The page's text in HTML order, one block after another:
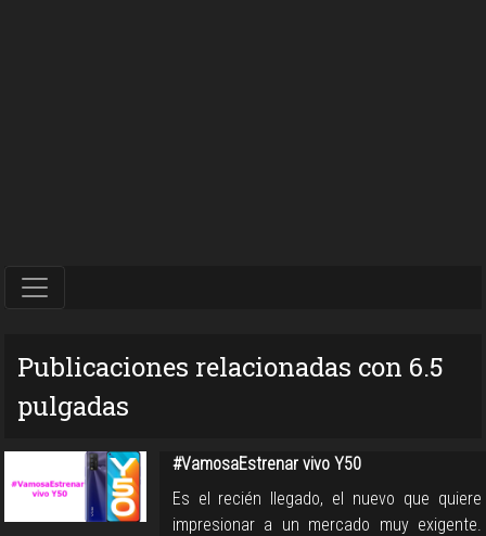
Publicaciones relacionadas con 6.5
pulgadas
#VamosaEstrenar vivo Y50
Es el recién llegado, el nuevo que quiere
impresionar a un mercado muy exigente.